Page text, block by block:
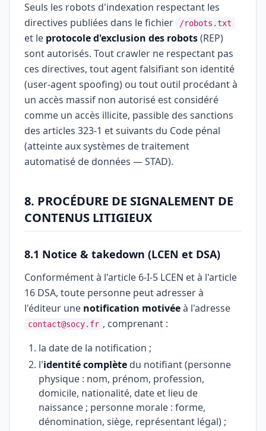
Seuls les robots d'indexation respectant les
directives publiées dans le fichier
/robots.txt
et le protocole d'exclusion des robots(REP)
sont autorisés. Tout crawler ne respectant pas
ces directives, tout agent falsifiant son identité
(user-agent spoofing) ou tout outil procédant à
un accès massif non autorisé est considéré
comme un accès illicite, passible des sanctions
des articles 323-1 et suivants du Code pénal
(atteinte aux systèmes de traitement
automatisé de données — STAD).
8. PROCÉDURE DE SIGNALEMENT DE
CONTENUS LITIGIEUX
8.1 Notice & takedown (LCEN et DSA)
Conformément à l'article 6-I-5 LCEN et à l'article
16 DSA, toute personne peut adresser à
l'éditeur une notification motivéeà l'adresse
contact@socy.fr , comprenant :
la date de la notification ;
l'identité complète du notifiant (personne
physique : nom, prénom, profession,
domicile, nationalité, date et lieu de
naissance ; personne morale : forme,
dénomination, siège, représentant légal) ;